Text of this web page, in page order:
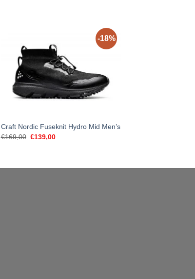
-18%
Craft Nordic Fuseknit Hydro Mid Men’s
€169,00 Original
€139,00Current